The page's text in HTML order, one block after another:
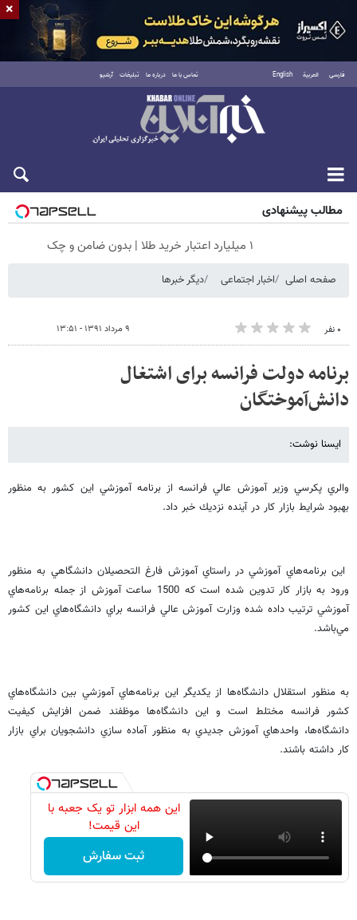
فارسی العربية English تماس با ما درباره ما تبلیغات آرشیو
جمعه ۱۶ مرداد ۱۴۰۵
مطالب پیشنهادی
۱ میلیارد اعتبار خرید طلا | بدون ضامن و چک
صفحه اصلی اخبار اجتماعی دیگر خبرها
۰ نفر ۹ مرداد ۱۳۹۱ - ۱۳:۵۱
برنامه دولت فرانسه برای اشتغال
دانش‌آموختگان
ایسنا نوشت:
والري پكرسي وزير آموزش عالي فرانسه از برنامه آموزشي اين كشور به منظور
بهبود شرايط بازار كار در آينده نزديك خبر داد.
اين برنامه‌هاي آموزشي در راستاي آموزش فارغ التحصيلان دانشگاهي به منظور
ورود به بازار كار تدوين شده است كه 1500 ساعت آموزش از جمله برنامه‌هاي
آموزشي ترتيب داده شده وزارت آموزش عالي فرانسه براي دانشگاه‌هاي اين كشور
مي‌باشد.
به منظور استقلال دانشگاه‌ها از يكديگر اين برنامه‌هاي آموزشي بين دانشگاه‌هاي
كشور فرانسه مختلط است و اين دانشگاه‌ها موظفند ضمن افزايش كيفيت
دانشگاه‌ها، واحدهاي آموزش جديدي به منظور آماده سازي دانشجويان براي بازار
كار داشته باشند.
این همه ابزار تو یک جعبه با
این قیمت!
ثبت سفارش
×